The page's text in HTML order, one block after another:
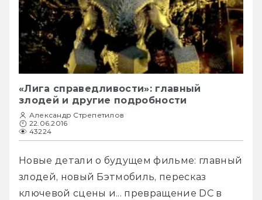
«Лига справедливости»: главный
злодей и другие подробности
Александр Стрепетилов
22.06.2016
43224
Новые детали о будущем фильме: главный
злодей, новый Бэтмобиль, пересказ
ключевой сцены и... превращение DC в